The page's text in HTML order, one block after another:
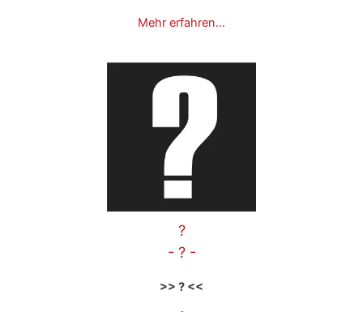
Mehr erfahren…
?
- ? -
>> ? <<